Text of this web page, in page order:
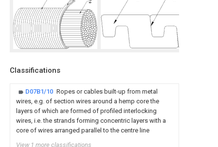
Classifications
D07B1/10 Ropes or cables built-up from metal
wires, e.g. of section wires around a hemp core the
layers of which are formed of profiled interlocking
wires, i.e. the strands forming concentric layers with a
core of wires arranged parallel to the centre line
View 1 more classifications